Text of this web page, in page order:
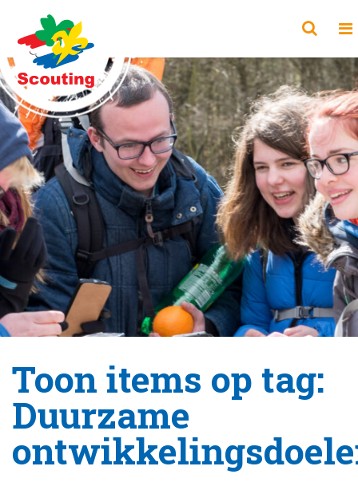
Toon items op tag:
Duurzame